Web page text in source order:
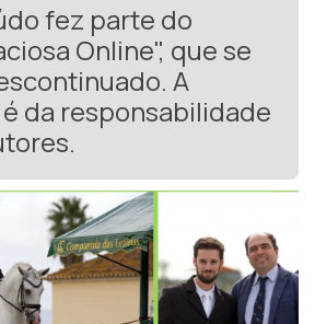
fez parte do
Online", que se
A
da responsabilidade